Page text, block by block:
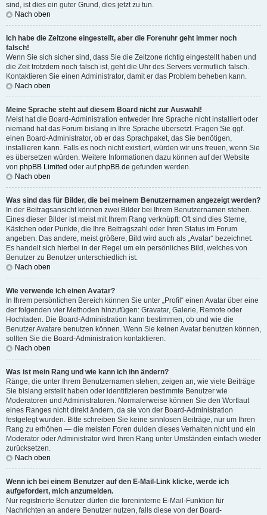
sind, ist dies ein guter Grund, dies jetzt zu tun.
Nach oben
Ich habe die Zeitzone eingestellt, aber die Forenuhr geht immer noch
falsch!
Wenn Sie sich sicher sind, dass Sie die Zeitzone richtig eingestellt haben und
die Zeit trotzdem noch falsch ist, geht die Uhr des Servers vermutlich falsch.
Kontaktieren Sie einen Administrator, damit er das Problem beheben kann.
Nach oben
Meine Sprache steht auf diesem Board nicht zur Auswahl!
Meist hat die Board-Administration entweder Ihre Sprache nicht installiert oder
niemand hat das Forum bislang in Ihre Sprache übersetzt. Fragen Sie ggf.
einen Board-Administrator, ob er das Sprachpaket, das Sie benötigen,
installieren kann. Falls es noch nicht existiert, würden wir uns freuen, wenn Sie
es übersetzen würden. Weitere Informationen dazu können auf der Website
von phpBB Limited oder aufphpBB.de gefunden werden.
Nach oben
Was sind das für Bilder, die bei meinem Benutzernamen angezeigt werden?
In der Beitragsansicht können zwei Bilder bei Ihrem Benutzernamen stehen.
Eines dieser Bilder ist meist mit Ihrem Rang verknüpft: Oft sind dies Sterne,
Kästchen oder Punkte, die Ihre Beitragszahl oder Ihren Status im Forum
angeben. Das andere, meist größere, Bild wird auch als „Avatar“ bezeichnet.
Es handelt sich hierbei in der Regel um ein persönliches Bild, welches von
Benutzer zu Benutzer unterschiedlich ist.
Nach oben
Wie verwende ich einen Avatar?
In Ihrem persönlichen Bereich können Sie unter „Profil“ einen Avatar über eine
der folgenden vier Methoden hinzufügen: Gravatar, Galerie, Remote oder
Hochladen. Die Board-Administration kann bestimmen, ob und wie die
Benutzer Avatare benutzen können. Wenn Sie keinen Avatar benutzen können,
sollten Sie die Board-Administration kontaktieren.
Nach oben
Was ist mein Rang und wie kann ich ihn ändern?
Ränge, die unter Ihrem Benutzernamen stehen, zeigen an, wie viele Beiträge
Sie bislang erstellt haben oder identifizieren bestimmte Benutzer wie
Moderatoren und Administratoren. Normalerweise können Sie den Wortlaut
eines Ranges nicht direkt ändern, da sie von der Board-Administration
festgelegt wurden. Bitte schreiben Sie keine sinnlosen Beiträge, nur um Ihren
Rang zu erhöhen — die meisten Foren dulden dieses Verhalten nicht und ein
Moderator oder Administrator wird Ihren Rang unter Umständen einfach wieder
zurücksetzen.
Nach oben
Wenn ich bei einem Benutzer auf den E-Mail-Link klicke, werde ich
aufgefordert, mich anzumelden.
Nur registrierte Benutzer dürfen die foreninterne E-Mail-Funktion für
Nachrichten an andere Benutzer nutzen, falls diese von der Board-